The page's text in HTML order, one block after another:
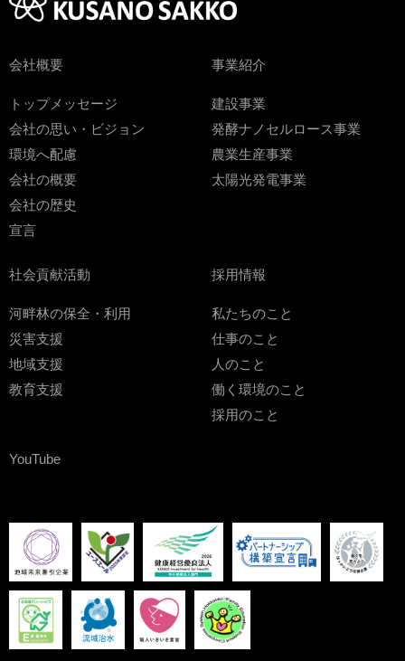
会社概要
トップメッセージ
会社の思い・ビジョン
環境へ配慮
会社の概要
会社の歴史
宣言
事業紹介
建設事業
発酵ナノセルロース事業
農業生産事業
太陽光発電事業
社会貢献活動
河畔林の保全・利用
災害支援
地域支援
教育支援
採用情報
私たちのこと
仕事のこと
人のこと
働く環境のこと
採用のこと
YouTube